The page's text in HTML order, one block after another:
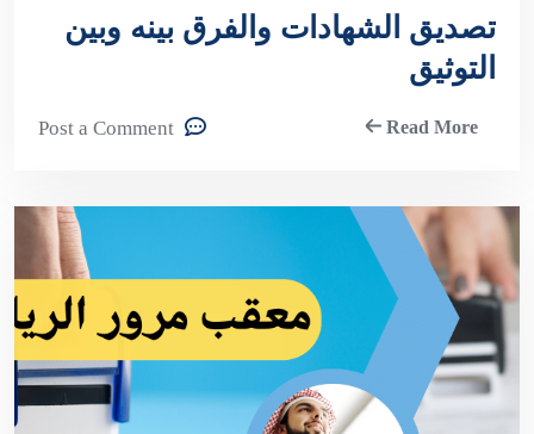
تصديق الشهادات والفرق بينه وبين
التوثيق
Read More
Post a Comment